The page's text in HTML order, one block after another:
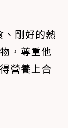
剛好的熱
，尊重他
營養上合